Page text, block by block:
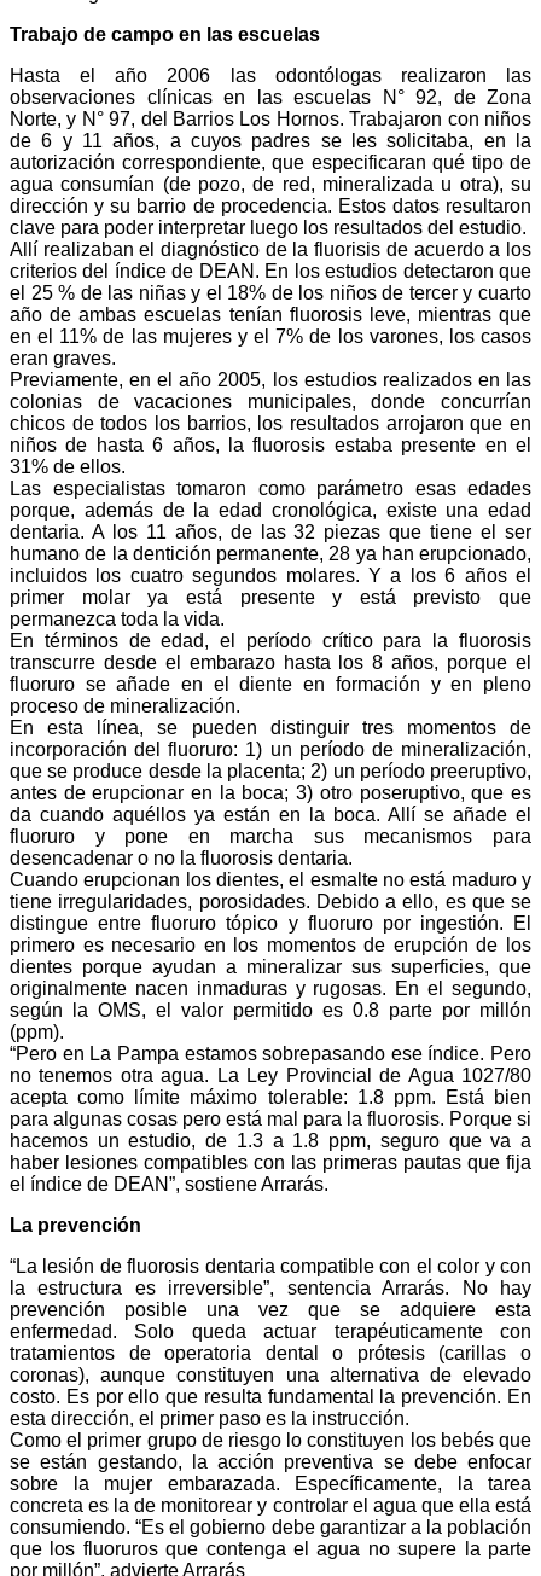
Trabajo de campo en las escuelas
Hasta el año 2006 las odontólogas realizaron las
observaciones clínicas en las escuelas N° 92, de Zona
Norte, y N° 97, del Barrios Los Hornos. Trabajaron con niños
de 6 y 11 años, a cuyos padres se les solicitaba, en la
autorización correspondiente, que especificaran qué tipo de
agua consumían (de pozo, de red, mineralizada u otra), su
dirección y su barrio de procedencia. Estos datos resultaron
clave para poder interpretar luego los resultados del estudio.
Allí realizaban el diagnóstico de la fluorisis de acuerdo a los
criterios del índice de DEAN. En los estudios detectaron que
el 25 % de las niñas y el 18% de los niños de tercer y cuarto
año de ambas escuelas tenían fluorosis leve, mientras que
en el 11% de las mujeres y el 7% de los varones, los casos
eran graves.
Previamente, en el año 2005, los estudios realizados en las
colonias de vacaciones municipales, donde concurrían
chicos de todos los barrios, los resultados arrojaron que en
niños de hasta 6 años, la fluorosis estaba presente en el
31% de ellos.
Las especialistas tomaron como parámetro esas edades
porque, además de la edad cronológica, existe una edad
dentaria. A los 11 años, de las 32 piezas que tiene el ser
humano de la dentición permanente, 28 ya han erupcionado,
incluidos los cuatro segundos molares. Y a los 6 años el
primer molar ya está presente y está previsto que
permanezca toda la vida.
En términos de edad, el período crítico para la fluorosis
transcurre desde el embarazo hasta los 8 años, porque el
fluoruro se añade en el diente en formación y en pleno
proceso de mineralización.
En esta línea, se pueden distinguir tres momentos de
incorporación del fluoruro: 1) un período de mineralización,
que se produce desde la placenta; 2) un período preeruptivo,
antes de erupcionar en la boca; 3) otro poseruptivo, que es
da cuando aquéllos ya están en la boca. Allí se añade el
fluoruro y pone en marcha sus mecanismos para
desencadenar o no la fluorosis dentaria.
Cuando erupcionan los dientes, el esmalte no está maduro y
tiene irregularidades, porosidades. Debido a ello, es que se
distingue entre fluoruro tópico y fluoruro por ingestión. El
primero es necesario en los momentos de erupción de los
dientes porque ayudan a mineralizar sus superficies, que
originalmente nacen inmaduras y rugosas. En el segundo,
según la OMS, el valor permitido es 0.8 parte por millón
(ppm).
“Pero en La Pampa estamos sobrepasando ese índice. Pero
no tenemos otra agua. La Ley Provincial de Agua 1027/80
acepta como límite máximo tolerable: 1.8 ppm. Está bien
para algunas cosas pero está mal para la fluorosis. Porque si
hacemos un estudio, de 1.3 a 1.8 ppm, seguro que va a
haber lesiones compatibles con las primeras pautas que fija
el índice de DEAN”, sostiene Arrarás.
La prevención
“La lesión de fluorosis dentaria compatible con el color y con
la estructura es irreversible”, sentencia Arrarás. No hay
prevención posible una vez que se adquiere esta
enfermedad. Solo queda actuar terapéuticamente con
tratamientos de operatoria dental o prótesis (carillas o
coronas), aunque constituyen una alternativa de elevado
costo. Es por ello que resulta fundamental la prevención. En
esta dirección, el primer paso es la instrucción.
Como el primer grupo de riesgo lo constituyen los bebés que
se están gestando, la acción preventiva se debe enfocar
sobre la mujer embarazada. Específicamente, la tarea
concreta es la de monitorear y controlar el agua que ella está
consumiendo. “Es el gobierno debe garantizar a la población
que los fluoruros que contenga el agua no supere la parte
por millón”, advierte Arrarás